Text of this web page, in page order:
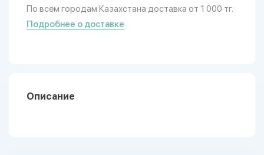
По всем городам Казахстана доставка от 1 000 тг.
Подробнее о доставке
Описание